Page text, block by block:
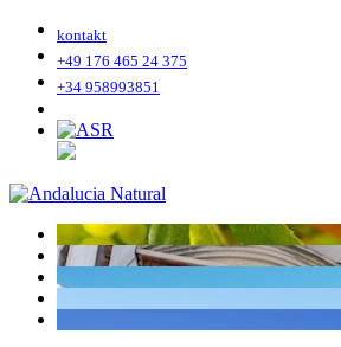
kontakt
+49 176 465 24 375
+34 958993851